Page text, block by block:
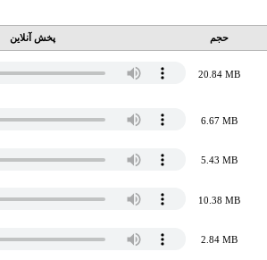
حجم پخش آنلاین
20.84 MB
6.67 MB
5.43 MB
10.38 MB
2.84 MB